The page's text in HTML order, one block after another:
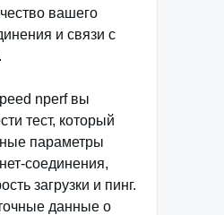
вашего
и связи с
nperf вы
тест, который
параметры
соединения,
загрузки и пинг.
данные о